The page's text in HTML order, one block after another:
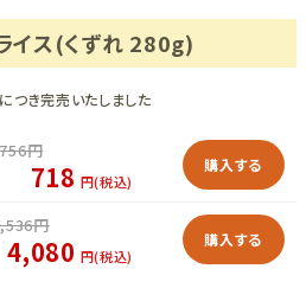
イス(くずれ 280g)
つき完売いたしました
756円
718 円(税込)
購入する
円
4,080 円(税込)
購入する